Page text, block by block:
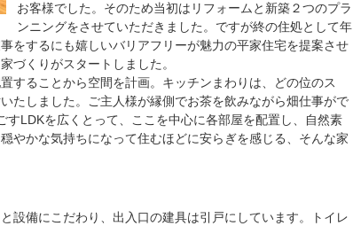
お客様でした。そのため当初はリフォームと新築２つのプラ
ンニングをさせていただきました。ですが終の住処として年
をするにも嬉しいバリアフリーが魅力の平家住宅を提案させ
づくりがスタートしました。
することから空間を計画。キッチンまわりは、どの位のス
たしました。ご主人様が縁側でお茶を飲みながら畑仕事がで
すLDKを広くとって、ここを中心に各部屋を配置し、自然素
やかな気持ちになって住むほどに安らぎを感じる、そんな家
設備にこだわり、出入口の建具は引戸にしています。トイレ